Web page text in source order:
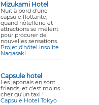
Mizukami Hotel
Nuit à bord d'une
capsule flottante,
quand hôtellerie et
attractions se mêlent
pour procurer de
nouvelles sensations.
Projet d'hôtel insolite
Nagasaki
Capsule hotel
Les japonais en sont
friands, et c'est moins
cher qu'un taxi !
Capsule Hotel Tokyo